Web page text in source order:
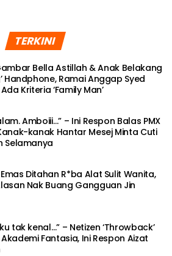
TERKINI
Bella Astillah & Anak Belakang
Handphone, Ramai Anggap Syed
Kriteria ‘Family Man’
Amboiii…” – Ini Respon Balas PMX
kanak Hantar Mesej Minta Cuti
Selamanya
Ditahan R*ba Alat Sulit Wanita,
Nak Buang Gangguan Jin
tak kenal…” – Netizen ‘Throwback’
Fantasia, Ini Respon Aizat